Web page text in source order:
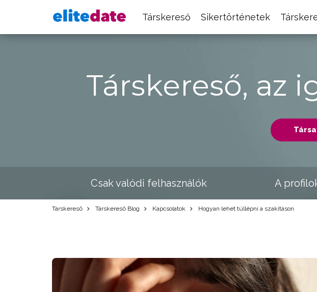
Társkereső Sikertörténetek
Társkereső, az
Csak valódi felhasználók A
Társkereső Társkereső Blog Kapcsolatok Hogyan lehet túllépni a szakításon